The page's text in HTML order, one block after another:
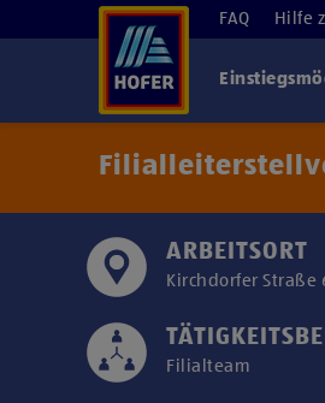
FAQ Hilfe
ARBEITSORT
Kirchdorfer Straße
Filialteam